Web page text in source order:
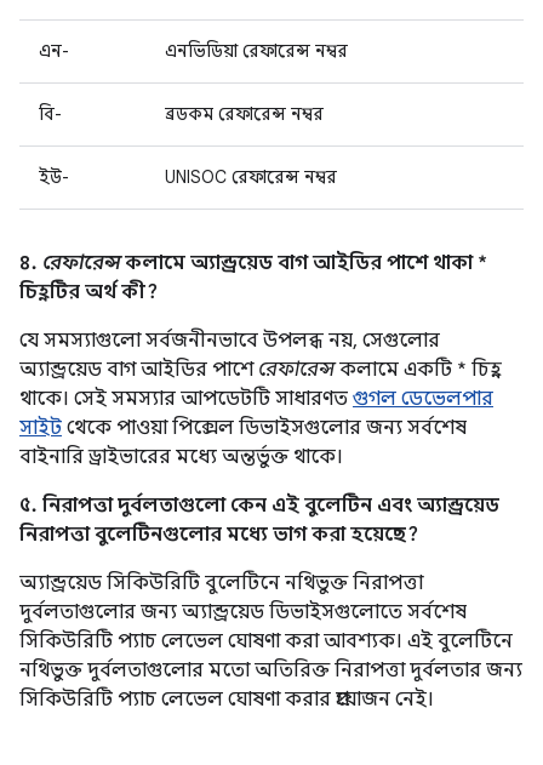
এন- এনভিডিয়া রেফারেন্স নম্বর
বি- ব্রডকম রেফারেন্স নম্বর
ইউ- UNISOC রেফারেন্স নম্বর
৪. রেফারেন্সকলামে অ্যান্ড্রয়েড বাগ আইডির পাশে থাকা *
চিহ্নটির অর্থ কী?
যে সমস্যাগুলো সর্বজনীনভাবে উপলব্ধ নয়, সেগুলোর
অ্যান্ড্রয়েড বাগ আইডির পাশে রেফারেন্সকলামে একটি * চিহ্ন
থাকে। সেই সমস্যার আপডেটটি সাধারণত গুগল ডেভেলপার
সাইট থেকে পাওয়া পিক্সেল ডিভাইসগুলোর জন্য সর্বশেষ
বাইনারি ড্রাইভারের মধ্যে অন্তর্ভুক্ত থাকে।
৫. নিরাপত্তা দুর্বলতাগুলো কেন এই বুলেটিন এবং অ্যান্ড্রয়েড
নিরাপত্তা বুলেটিনগুলোর মধ্যে ভাগ করা হয়েছে?
অ্যান্ড্রয়েড সিকিউরিটি বুলেটিনে নথিভুক্ত নিরাপত্তা
দুর্বলতাগুলোর জন্য অ্যান্ড্রয়েড ডিভাইসগুলোতে সর্বশেষ
সিকিউরিটি প্যাচ লেভেল ঘোষণা করা আবশ্যক। এই বুলেটিনে
নথিভুক্ত দুর্বলতাগুলোর মতো অতিরিক্ত নিরাপত্তা দুর্বলতার জন্য
সিকিউরিটি প্যাচ লেভেল ঘোষণা করার প্রয়োজন নেই।